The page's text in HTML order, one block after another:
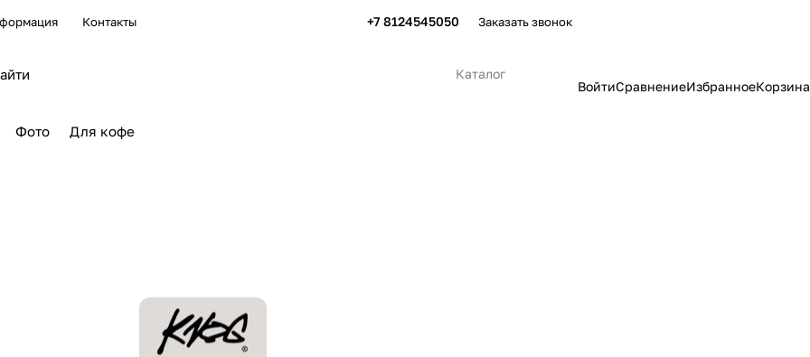
Контакты +7 8124545050 Заказать звонок
Каталог
ВойтиСравнениеИзбранноеКорзина
Фото Для кофе